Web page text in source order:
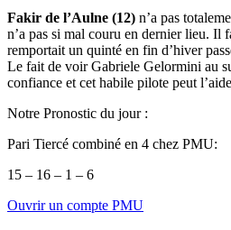
Fakir de l’Aulne (12) n’a pas
n’a pas si mal couru en dernier lieu. Il
remportait un quinté en fin d’hiver
Le fait de voir Gabriele Gelormini au
confiance et cet habile pilote peut
Notre Pronostic du jour :
Pari Tiercé combiné en 4 chez PMU:
15 – 16 – 1 – 6
Ouvrir un compte PMU